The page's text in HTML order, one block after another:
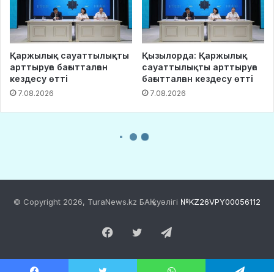
© Copyright 2026, TuraNews.kz БАҚ куәлігі №KZ26VPY00056112
Facebook
Twitter